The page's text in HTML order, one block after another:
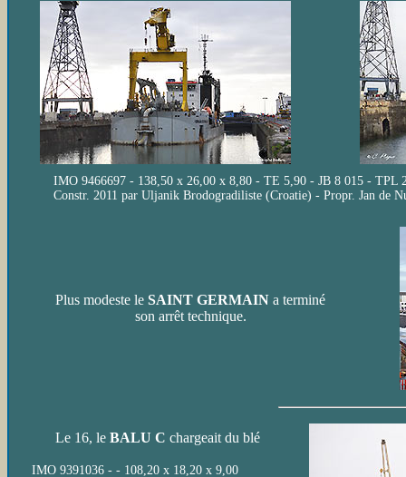
IMO 9466697 - 138,50 x 26,00 x 8,80 - TE 5,90 - JB 8 015 - TPL
Constr. 2011 par Uljanik Brodogradiliste (Croatie) - Propr. Jan de
Plus modeste le SAINT GERMAIN a terminé
son arrêt technique.
Le 16, le BALU C chargeait du blé
IMO 9391036 - - 108,20 x 18,20 x 9,00